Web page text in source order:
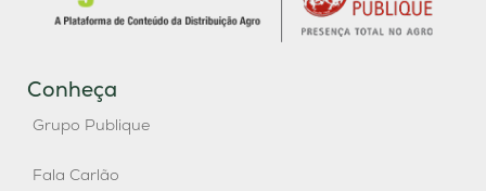
Conheça
Grupo Publique
Fala Carlão